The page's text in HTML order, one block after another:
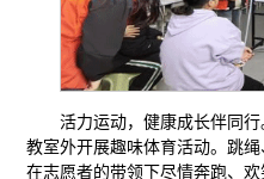
活力运动，健康成长伴同
教室外开展趣味体育活动。跳
在志愿者的带领下尽情奔跑、